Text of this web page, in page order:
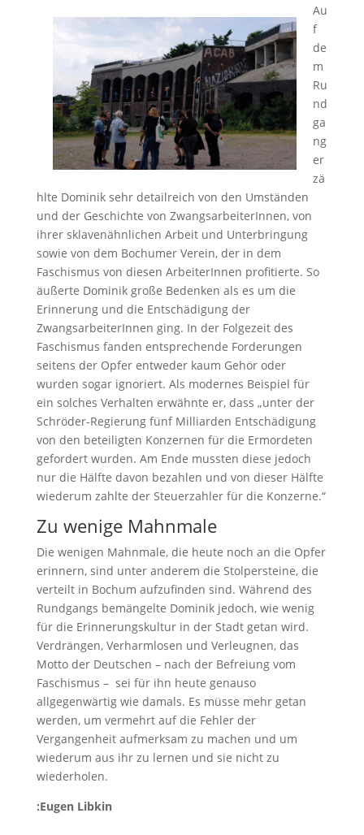
Au
f
de
m
Ru
nd
ga
ng
er
zä
hlte Dominik sehr detailreich von den Umständen
und der Geschichte von ZwangsarbeiterInnen, von
ihrer sklavenähnlichen Arbeit und Unterbringung
sowie von dem Bochumer Verein, der in dem
Faschismus von diesen ArbeiterInnen profitierte. So
äußerte Dominik große Bedenken als es um die
Erinnerung und die Entschädigung der
ZwangsarbeiterInnen ging. In der Folgezeit des
Faschismus fanden entsprechende Forderungen
seitens der Opfer entweder kaum Gehör oder
wurden sogar ignoriert. Als modernes Beispiel für
ein solches Verhalten erwähnte er, dass „unter der
Schröder-Regierung fünf Milliarden Entschädigung
von den beteiligten Konzernen für die Ermordeten
gefordert wurden. Am Ende mussten diese jedoch
nur die Hälfte davon bezahlen und von dieser Hälfte
wiederum zahlte der Steuerzahler für die Konzerne.“
Zu wenige Mahnmale
Die wenigen Mahnmale, die heute noch an die Opfer
erinnern, sind unter anderem die Stolpersteine, die
verteilt in Bochum aufzufinden sind. Während des
Rundgangs bemängelte Dominik jedoch, wie wenig
für die Erinnerungskultur in der Stadt getan wird.
Verdrängen, Verharmlosen und Verleugnen, das
Motto der Deutschen – nach der Befreiung vom
Faschismus – sei für ihn heute genauso
allgegenwärtig wie damals. Es müsse mehr getan
werden, um vermehrt auf die Fehler der
Vergangenheit aufmerksam zu machen und um
wiederum aus ihr zu lernen und sie nicht zu
wiederholen.
:Eugen Libkin